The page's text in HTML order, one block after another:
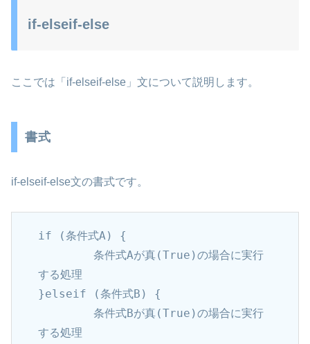
if-elseif-else
ここでは「if-elseif-else」文について説明します。
書式
if-elseif-else文の書式です。
if (条件式A) {
する処理
}elseif (条件式B) {
する処理